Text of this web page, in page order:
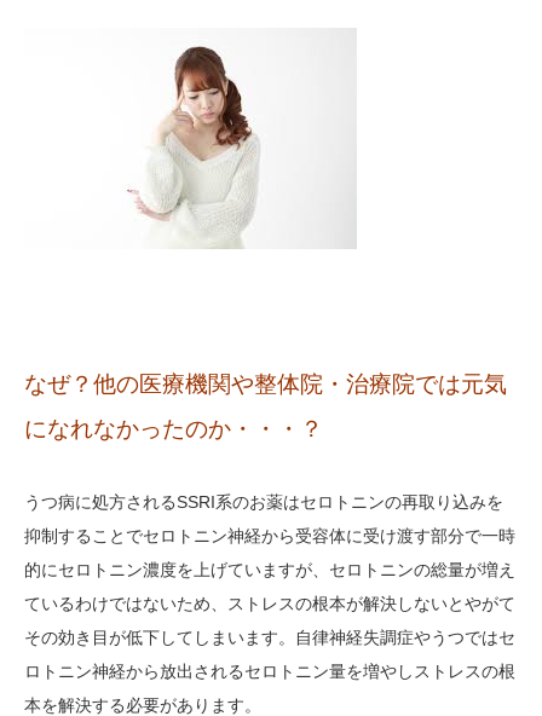
なぜ？他の医療機関や整体院・治療院では元気
になれなかったのか・・・？
うつ病に処方されるSSRI系のお薬はセロトニンの再取り込みを
抑制することでセロトニン神経から受容体に受け渡す部分で一時
的にセロトニン濃度を上げていますが、セロトニンの総量が増え
ているわけではないため、ストレスの根本が解決しないとやがて
その効き目が低下してしまいます。自律神経失調症やうつではセ
ロトニン神経から放出されるセロトニン量を増やしストレスの根
本を解決する必要があります。